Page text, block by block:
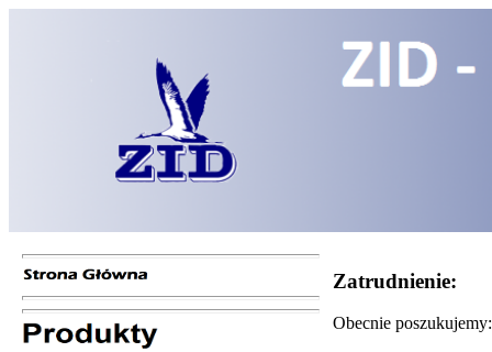
Zatrudnienie:
Obecnie poszukujemy: